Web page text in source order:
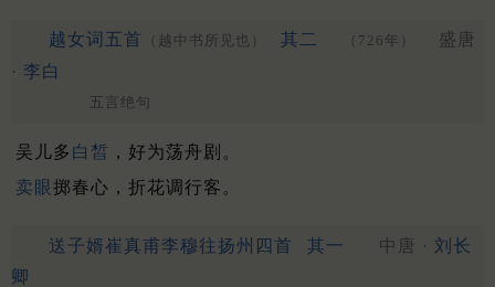
越女词五首 （越中书所见也） 其二 （726年）
盛唐
· 李白
五言绝句
吴儿多 白皙 ，好为荡舟剧。
卖眼掷春心，折花调行客。
送子婿崔真甫李穆往扬州四首 其一 中唐 · 刘长
卿